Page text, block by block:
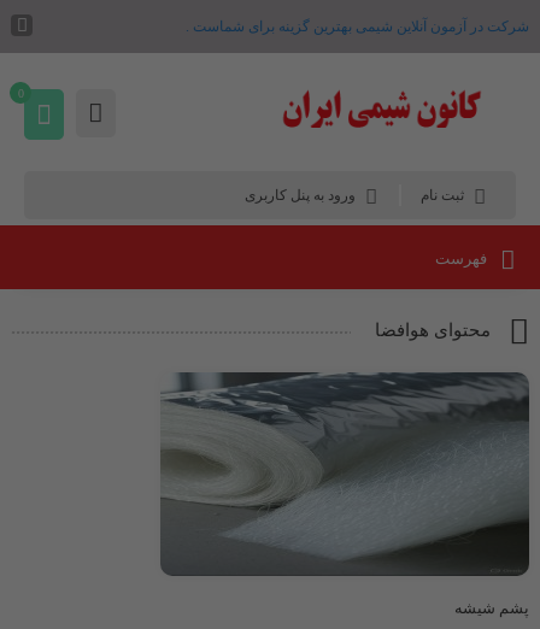
شرکت در آزمون آنلاین شیمی بهترین گزینه برای شماست .
ثبت نام ورود به پنل کاربری
0
فهرست
محتوای هوافضا
پشم شیشه